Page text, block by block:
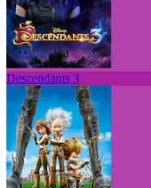
Descendants 3